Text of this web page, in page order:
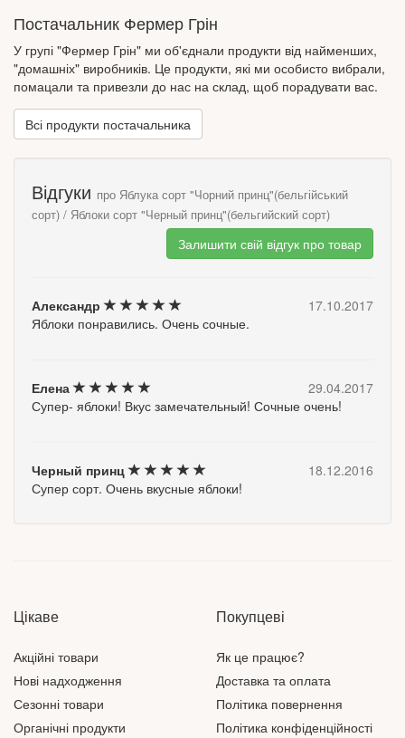
Постачальник Фермер Грін
У групі "Фермер Грін" ми об'єднали продукти від найменших,
"домашніх" виробників. Це продукти, які ми особисто вибрали,
помацали та привезли до нас на склад, щоб порадувати вас.
Всі продукти постачальника
Відгуки про Яблука сорт "Чорний принц"(бельгійський
сорт) / Яблоки сорт "Черный принц"(бельгийский сорт)
Залишити свій відгук про товар
Александр
17.10.2017
Яблоки понравились. Очень сочные.
Елена
29.04.2017
Супер- яблоки! Вкус замечательный! Сочные очень!
Черный принц
18.12.2016
Супер сорт. Очень вкусные яблоки!
Цікаве
Акційні товари
Нові надходження
Сезонні товари
Органічні продукти
Покупцеві
Як це працює?
Доставка та оплата
Політика повернення
Політика конфіденційності